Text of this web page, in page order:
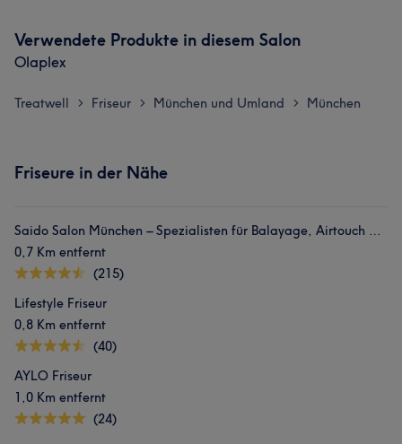
Verwendete Produkte in diesem Salon
Olaplex
Treatwell > Friseur > München und Umland > München
Friseure in der Nähe
Saido Salon München – Spezialisten für Balayage, Airtouch & Haarfarben
0,7 Km entfernt
(215)
Lifestyle Friseur
0,8 Km entfernt
(40)
AYLO Friseur
1,0 Km entfernt
(24)